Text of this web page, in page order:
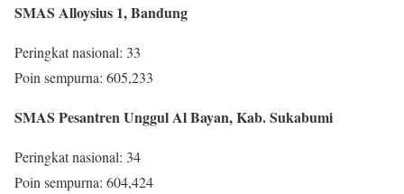
SMAS Alloysius 1, Bandung
Peringkat nasional: 33
Poin sempurna: 605,233
SMAS Pesantren Unggul Al Bayan, Kab. Sukabumi
Peringkat nasional: 34
Poin sempurna: 604,424